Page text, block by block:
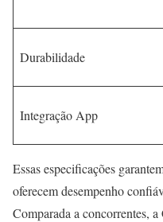
Durabilidade
Integração App
Essas especificações
oferecem desempenho
Comparada a concorrentes,